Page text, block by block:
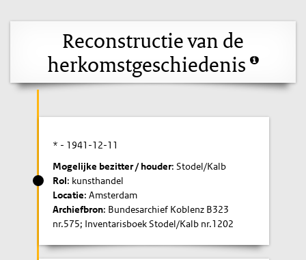
Reconstructie van de
herkomstgeschiedenis
* - 1941-12-11
Mogelijke bezitter / houder: Stodel/Kalb
Rol: kunsthandel
Locatie: Amsterdam
Archiefbron: Bundesarchief Koblenz B323
nr.575; Inventarisboek Stodel/Kalb nr.1202